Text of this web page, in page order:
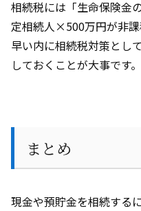
相続税には「生命保険金
定相続人×500万円が非課
早い内に相続税対策とし
しておくことが大事です。
まとめ
現金や預貯金を相続する